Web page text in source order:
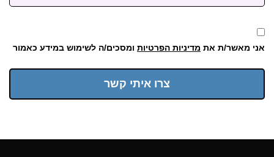
אני מאשר/ת את מדיניות הפרטיות ומסכים/ה לשימוש במידע כאמור
צרו איתי קשר